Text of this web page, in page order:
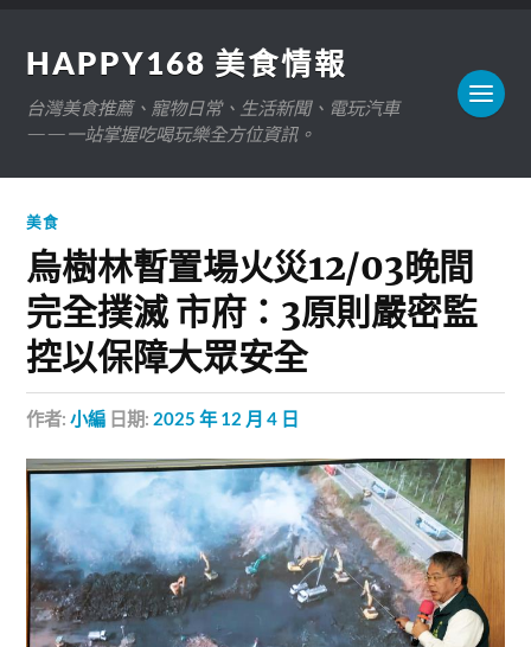
HAPPY168 美食情報
台灣美食推薦、寵物日常、生活新聞、電玩汽車
——一站掌握吃喝玩樂全方位資訊。
美食
烏樹林暫置場火災12/03晚間
完全撲滅 市府：3原則嚴密監
控以保障大眾安全
作者:小編 日期: 2025 年 12 月 4 日